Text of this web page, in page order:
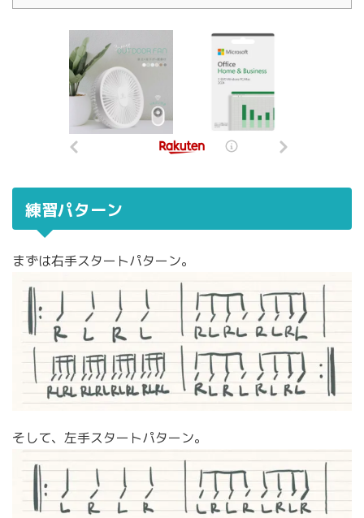
練習パターン
まずは右手スタートパターン。
そして、左手スタートパターン。